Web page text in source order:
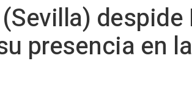
presencia en